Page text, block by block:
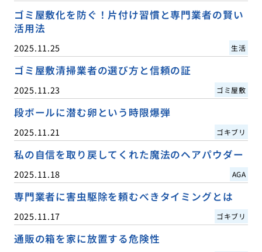
ゴミ屋敷化を防ぐ！片付け習慣と専門業者の賢い
活用法
2025.11.25 生活
ゴミ屋敷清掃業者の選び方と信頼の証
2025.11.23 ゴミ屋敷
段ボールに潜む卵という時限爆弾
2025.11.21 ゴキブリ
私の自信を取り戻してくれた魔法のヘアパウダー
2025.11.18 AGA
専門業者に害虫駆除を頼むべきタイミングとは
2025.11.17 ゴキブリ
通販の箱を家に放置する危険性